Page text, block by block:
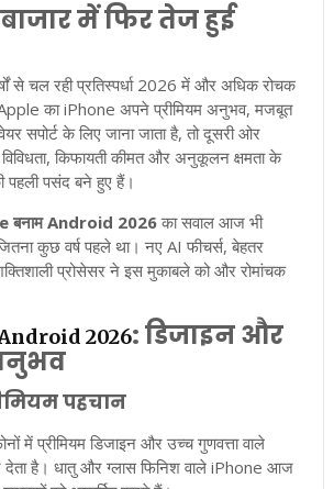
में फिर तेज हुई
से चल रही प्रतिस्पर्धा 2026 में और अधिक रोचक
का iPhone अपने प्रीमियम अनुभव, मजबूत
सपोर्ट के लिए जाना जाता है, तो दूसरी ओर
किफायती कीमत और अनुकूलन क्षमता के
पहली पसंद बने हुए हैं।
बनाम Android 2026का सवाल आज भी
कुछ वर्ष पहले था। नए AI फीचर्स, बेहतर
प्रोसेसर ने इस मुकाबले को और रोमांचक
2026: डिजाइन और
पहचान
में प्रीमियम डिजाइन और उच्च गुणवत्ता वाले
देता है। धातु और ग्लास फिनिश वाले iPhone आज